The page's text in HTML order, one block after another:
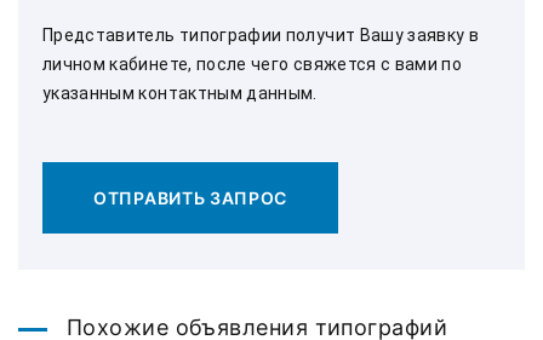
Представитель типографии получит Вашу заявку в
личном кабинете, после чего свяжется с вами по
указанным контактным данным.
ОТПРАВИТЬ ЗАПРОС
Похожие объявления типографий